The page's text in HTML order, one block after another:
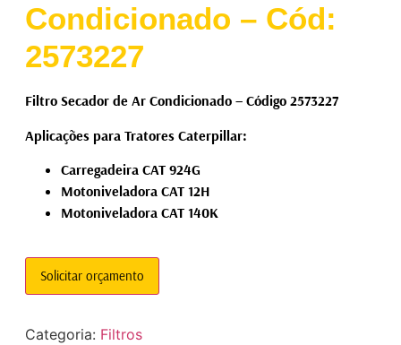
Condicionado – Cód:
2573227
Filtro Secador de Ar Condicionado – Código 2573227
Aplicações para Tratores Caterpillar:
Carregadeira CAT 924G
Motoniveladora CAT 12H
Motoniveladora CAT 140K
Solicitar orçamento
Categoria: Filtros